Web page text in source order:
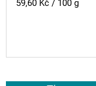
Měrná
59,60 Kč / 100 g